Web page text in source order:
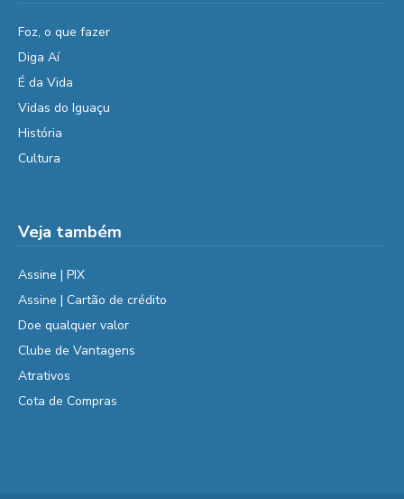
Foz, o que fazer
Diga Aí
É da Vida
Vidas do Iguaçu
História
Cultura
Veja também
Assine | PIX
Assine | Cartão de crédito
Doe qualquer valor
Clube de Vantagens
Atrativos
Cota de Compras